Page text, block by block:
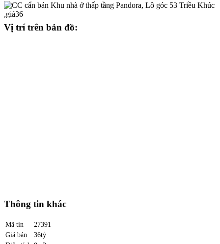
Vị trí trên bản đồ:
Thông tin khác
Mã tin
27391
Giá bán
36tỷ